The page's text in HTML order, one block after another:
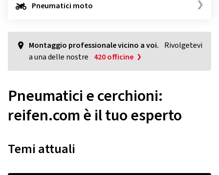
Pneumatici moto
Montaggio professionale vicino a voi. Rivolgetevi
a una delle nostre 420 officine
Pneumatici e cerchioni:
reifen.com è il tuo esperto
Temi attuali